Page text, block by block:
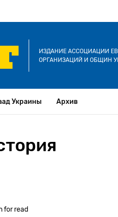
ИЗДАНИЕ АССОЦИАЦИИ
ОРГАНИЗАЦИЙ И ОБЩИН
Украины Архив
for read